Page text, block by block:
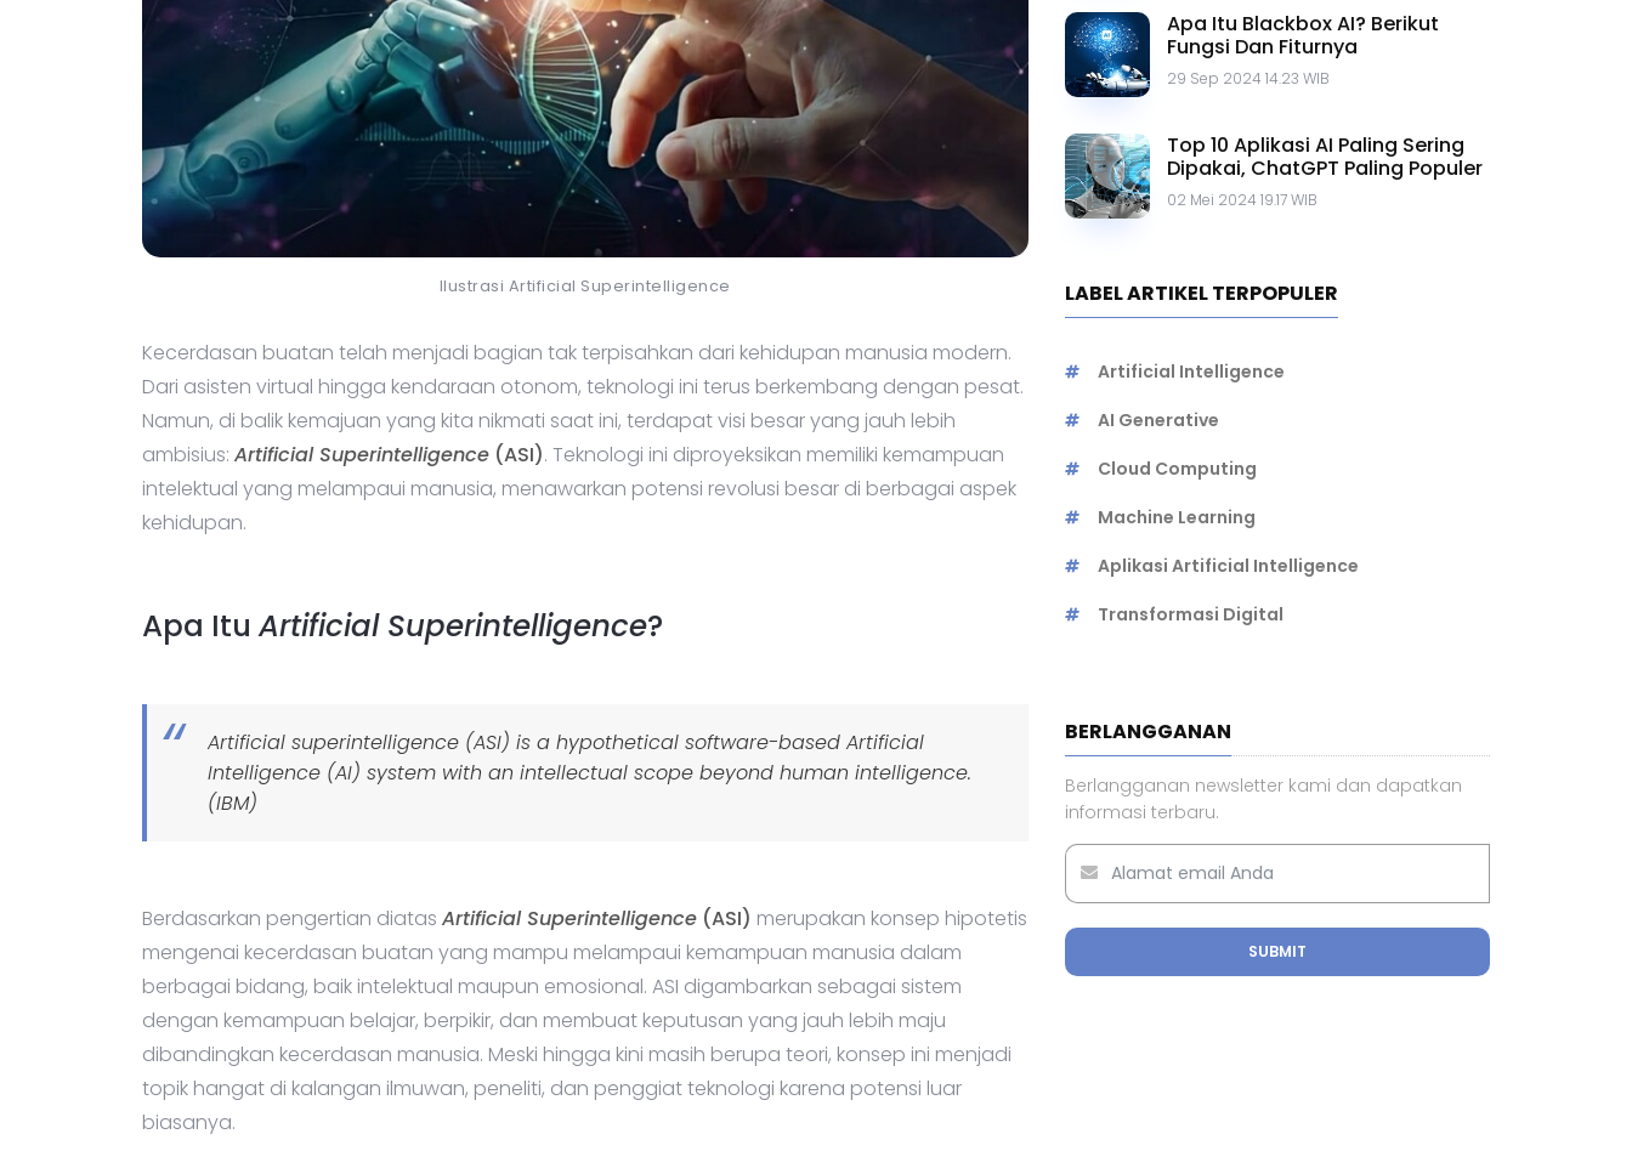
Ilustrasi Artificial Superintelligence
Kecerdasan buatan telah menjadi bagian tak terpisahkan dari kehidupan manusia modern.
Dari asisten virtual hingga kendaraan otonom, teknologi ini terus berkembang dengan pesat.
Namun, di balik kemajuan yang kita nikmati saat ini, terdapat visi besar yang jauh lebih
ambisius: Artificial Superintelligence (ASI). Teknologi ini diproyeksikan memiliki kemampuan
intelektual yang melampaui manusia, menawarkan potensi revolusi besar di berbagai aspek
kehidupan.
Apa ItuArtificial Superintelligence?
Artificial superintelligence (ASI) is a hypothetical software-based Artificial
Intelligence (AI) system with an intellectual scope beyond human intelligence.
(IBM)
Berdasarkan pengertian diatas Artificial Superintelligence (ASI) merupakan konsep hipotetis
mengenai kecerdasan buatan yang mampu melampaui kemampuan manusia dalam
berbagai bidang, baik intelektual maupun emosional. ASI digambarkan sebagai sistem
dengan kemampuan belajar, berpikir, dan membuat keputusan yang jauh lebih maju
dibandingkan kecerdasan manusia. Meski hingga kini masih berupa teori, konsep ini menjadi
topik hangat di kalangan ilmuwan, peneliti, dan penggiat teknologi karena potensi luar
biasanya.
Apa Itu Blackbox AI? Berikut
Fungsi Dan Fiturnya
29 Sep 2024 14.23 WIB
Top 10 Aplikasi AI Paling Sering
Dipakai, ChatGPT Paling Populer
02 Mei 2024 19.17 WIB
LABEL ARTIKEL TERPOPULER
Artificial Intelligence
AI Generative
Cloud Computing
Machine Learning
Aplikasi Artificial Intelligence
Transformasi Digital
BERLANGGANAN
Berlangganan newsletter kami dan dapatkan
informasi terbaru.
SUBMIT